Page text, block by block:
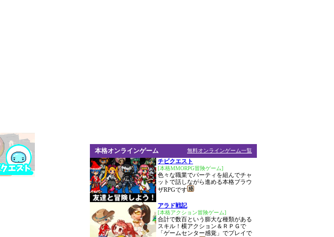
無料オンラインゲーム一覧
本格オンラインゲーム
チビクエスト
[本格MMORPG冒険ゲーム]
色々な職業でパーティを組んでチャ
ットで話しながら進める本格ブラウ
ザRPGです
アラド戦記
[本格アクション冒険ゲーム]
合計で数百という膨大な種類がある
スキル！横アクション＆ＲＰＧで
「ゲームセンター感覚」でプレイで